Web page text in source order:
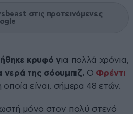
στις προτεινόμενες
κρυφό για πολλά χρόνια,
νερά της σόουμπιζ. Ο Φρέντι
οποία είναι, σήμερα 48 ετών.
μόνο στον πολύ στενό